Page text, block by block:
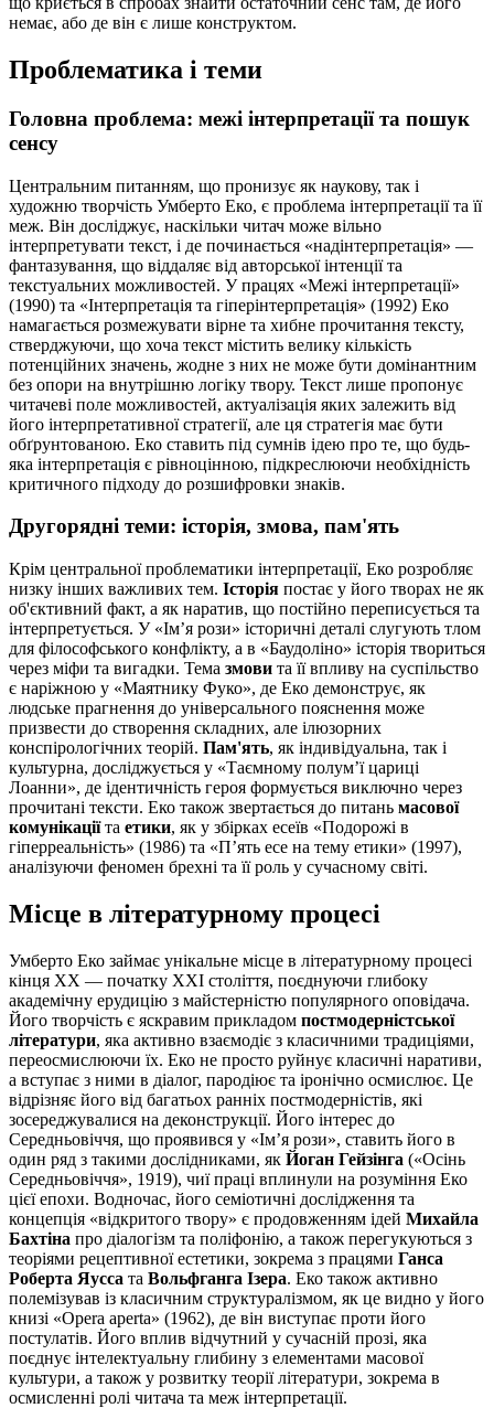
немає, або де він є лише конструктом.
Проблематика і теми
Головна проблема: межі інтерпретації та пошук
сенсу
Центральним питанням, що пронизує як наукову, так і
художню творчість Умберто Еко, є проблема інтерпретації та її
меж. Він досліджує, наскільки читач може вільно
інтерпретувати текст, і де починається «надінтерпретація» —
фантазування, що віддаляє від авторської інтенції та
текстуальних можливостей. У працях «Межі інтерпретації»
(1990) та «Інтерпретація та гіперінтерпретація» (1992) Еко
намагається розмежувати вірне та хибне прочитання тексту,
стверджуючи, що хоча текст містить велику кількість
потенційних значень, жодне з них не може бути домінантним
без опори на внутрішню логіку твору. Текст лише пропонує
читачеві поле можливостей, актуалізація яких залежить від
його інтерпретативної стратегії, але ця стратегія має бути
обґрунтованою. Еко ставить під сумнів ідею про те, що будь-
яка інтерпретація є рівноцінною, підкреслюючи необхідність
критичного підходу до розшифровки знаків.
Другорядні теми: історія, змова, пам'ять
Крім центральної проблематики інтерпретації, Еко розробляє
низку інших важливих тем. Історія постає у його творах не як
об'єктивний факт, а як наратив, що постійно переписується та
інтерпретується. У «Ім’я рози» історичні деталі слугують тлом
для філософського конфлікту, а в «Баудоліно» історія твориться
через міфи та вигадки. Тема змови та її впливу на суспільство
є наріжною у «Маятнику Фуко», де Еко демонструє, як
людське прагнення до універсального пояснення може
призвести до створення складних, але ілюзорних
конспірологічних теорій. Пам'ять, як індивідуальна, так і
культурна, досліджується у «Таємному полум’ї цариці
Лоанни», де ідентичність героя формується виключно через
прочитані тексти. Еко також звертається до питань масової
комунікаціїта етики, як у збірках есеїв «Подорожі в
гіперреальність» (1986) та «П’ять есе на тему етики» (1997),
аналізуючи феномен брехні та її роль у сучасному світі.
Місце в літературному процесі
Умберто Еко займає унікальне місце в літературному процесі
кінця XX — початку XXI століття, поєднуючи глибоку
академічну ерудицію з майстерністю популярного оповідача.
Його творчість є яскравим прикладом постмодерністської
літератури, яка активно взаємодіє з класичними традиціями,
переосмислюючи їх. Еко не просто руйнує класичні наративи,
а вступає з ними в діалог, пародіює та іронічно осмислює. Це
відрізняє його від багатьох ранніх постмодерністів, які
зосереджувалися на деконструкції. Його інтерес до
Середньовіччя, що проявився у «Ім’я рози», ставить його в
один ряд з такими дослідниками, як Йоган Гейзінга («Осінь
Середньовіччя», 1919), чиї праці вплинули на розуміння Еко
цієї епохи. Водночас, його семіотичні дослідження та
концепція «відкритого твору» є продовженням ідей Михайла
Бахтіна про діалогізм та поліфонію, а також перегукуються з
теоріями рецептивної естетики, зокрема з працями Ганса
Роберта Яусса та Вольфганга Ізера. Еко також активно
полемізував із класичним структуралізмом, як це видно у його
книзі «Opera aperta» (1962), де він виступає проти його
постулатів. Його вплив відчутний у сучасній прозі, яка
поєднує інтелектуальну глибину з елементами масової
культури, а також у розвитку теорії літератури, зокрема в
осмисленні ролі читача та меж інтерпретації.